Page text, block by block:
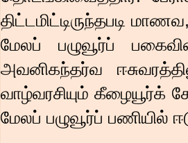
திட்டமிட்டிருந்தபடி
மேலப் பழுவூர்ப்
அவனிகந்தர்வ
வாழ்வரசியும் கீழையூர்க்
மேலப் பழுவூர்ப் பணியில்